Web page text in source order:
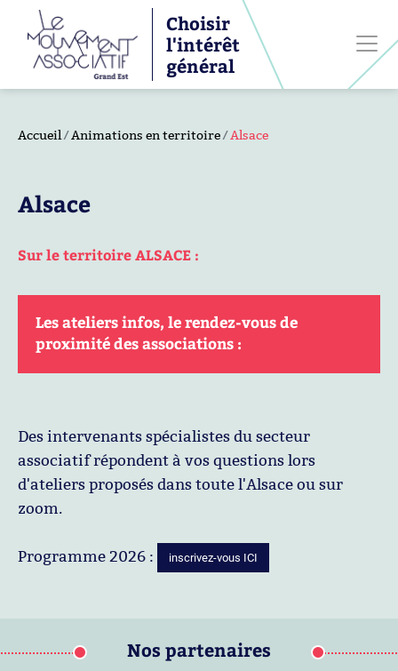
Choisir
l'intérêt
général
Accueil Animations en territoire Alsace
Alsace
Sur le territoire ALSACE :
Les ateliers infos, le rendez-vous de
proximité des associations :
Des intervenants spécialistes du secteur
associatif répondent à vos questions lors
d'ateliers proposés dans toute l'Alsace ou sur
zoom.
Programme 2026 : inscrivez-vous ICI
Nos partenaires